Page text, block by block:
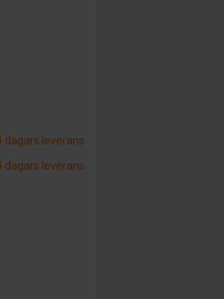
dagars leverans
dagars leverans